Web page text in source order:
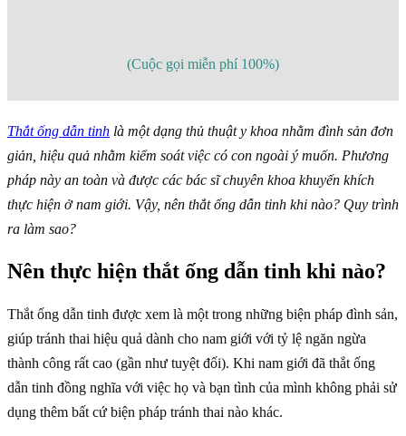
(Cuộc gọi miễn phí 100%)
Thắt ống dẫn tinh là một dạng thủ thuật y khoa nhằm đình sản đơn
giản, hiệu quả nhằm kiểm soát việc có con ngoài ý muốn. Phương
pháp này an toàn và được các bác sĩ chuyên khoa khuyến khích
thực hiện ở nam giới. Vậy, nên thắt ống dẫn tinh khi nào? Quy trình
ra làm sao?
Nên thực hiện thắt ống dẫn tinh khi nào?
Thắt ống dẫn tinh được xem là một trong những biện pháp đình sản,
giúp tránh thai hiệu quả dành cho nam giới với tỷ lệ ngăn ngừa
thành công rất cao (gần như tuyệt đối). Khi nam giới đã thắt ống
dẫn tinh đồng nghĩa với việc họ và bạn tình của mình không phải sử
dụng thêm bất cứ biện pháp tránh thai nào khác.